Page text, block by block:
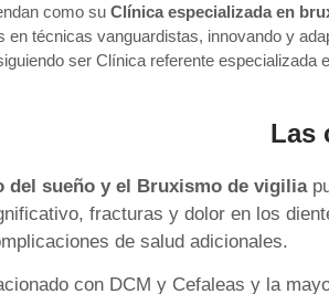
como suClínica especializada en
en técnicas vanguardistas, innovando y
ser Clínica referente especializada
Las
del sueño y el Bruxismo de vigilia
fracturas y dolor en los
de salud adicionales.
con DCM y Cefaleas y la